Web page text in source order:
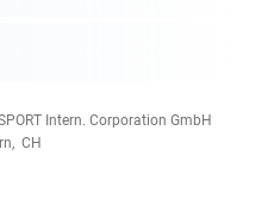
Intern. Corporation GmbH
CH